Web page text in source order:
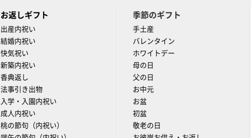
お返しギフト
出産内祝い
結婚内祝い
快気祝い
新築内祝い
香典返し
法事引き出物
入学・入園内祝い
成人内祝い
桃の節句（内祝い）
季節のギフト
手土産
バレンタイン
ホワイトデー
母の日
父の日
お中元
お盆
初盆
敬老の日